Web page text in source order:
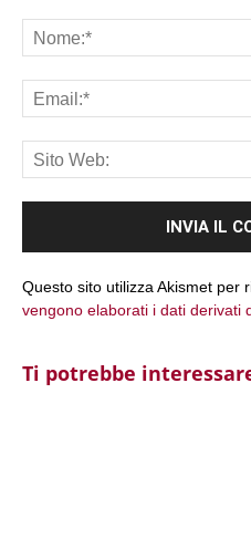
Questo sito utilizza Akismet per
vengono elaborati i dati derivati
Ti potrebbe